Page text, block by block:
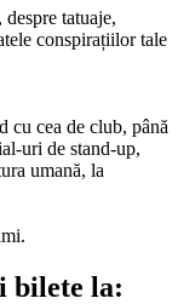
tatuaje,
conspirațiilor tale
cu cea de club, până
uri de stand-up,
umană, la
bilete la: